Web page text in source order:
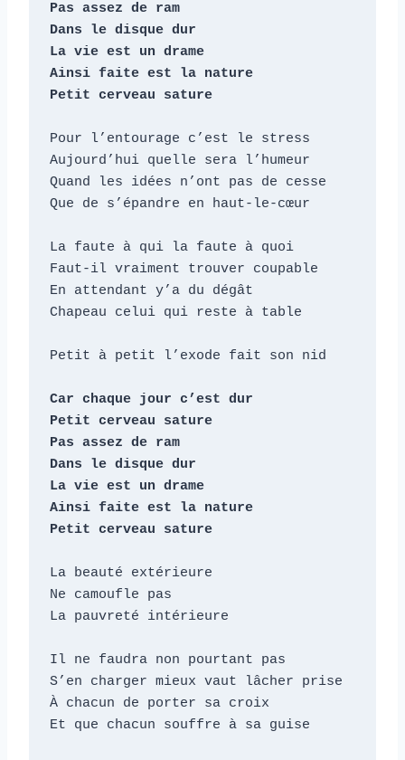
Pas assez de ram
Dans le disque dur
La vie est un drame
Ainsi faite est la nature
Petit cerveau sature
Pour l’entourage c’est le stress
Aujourd’hui quelle sera l’humeur
Quand les idées n’ont pas de cesse
Que de s’épandre en haut-le-cœur
La faute à qui la faute à quoi
Faut-il vraiment trouver coupable
En attendant y’a du dégât
Chapeau celui qui reste à table
Petit à petit l’exode fait son nid
Car chaque jour c’est dur
Petit cerveau sature
Pas assez de ram
Dans le disque dur
La vie est un drame
Ainsi faite est la nature
Petit cerveau sature
La beauté extérieure
Ne camoufle pas
La pauvreté intérieure
Il ne faudra non pourtant pas
S’en charger mieux vaut lâcher prise
À chacun de porter sa croix
Et que chacun souffre à sa guise